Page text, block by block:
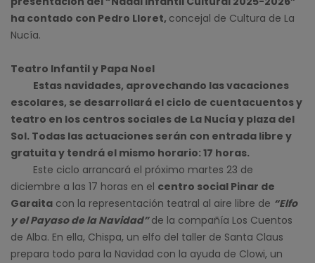
ha contado con Pedro Lloret, concejal de Cultura de La
Nucía.
Teatro Infantil y Papa Noel
Estas navidades, aprovechando las vacaciones
escolares, se desarrollará el ciclo de cuentacuentos y
teatro en los centros sociales de La Nucía y plaza del
Sol. Todas las actuaciones serán con entrada libre y
gratuita y tendrá el mismo horario: 17 horas.
Este ciclo arrancará el próximo martes 23 de
diciembre a las 17 horas en el centro social Pinar de
Garaita con la representación teatral al aire libre de “Elfo
y el Payaso de la Navidad”de la compañía Los Cuentos
de Alba. En ella, Chispa, un elfo del taller de Santa Claus
prepara todo para la Navidad con la ayuda de Clowi, un